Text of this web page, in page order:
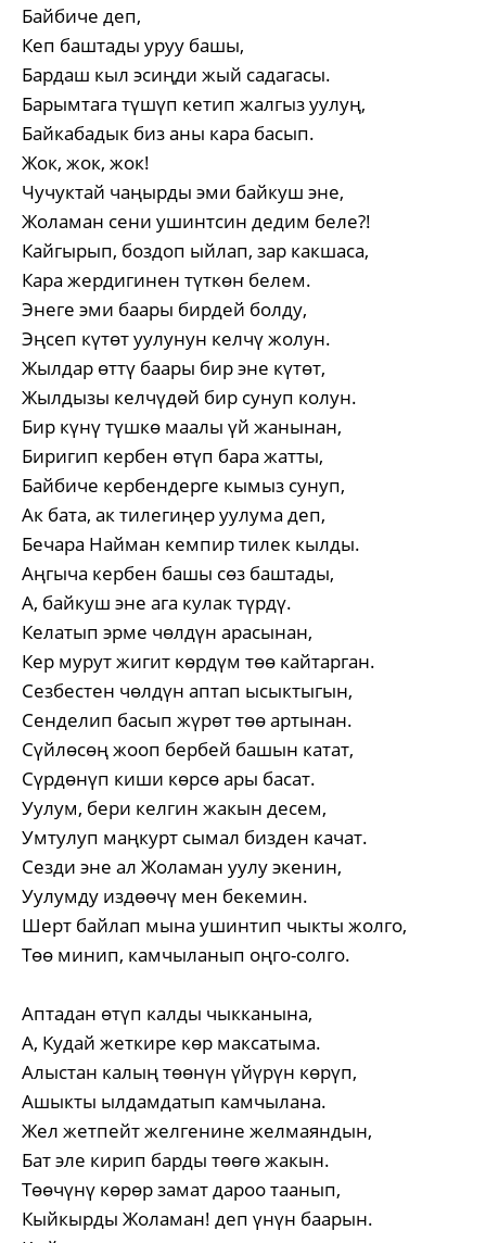
Байбиче деп,
Кеп баштады уруу башы,
Бардаш кыл эсиңди жый садагасы.
Барымтага түшүп кетип жалгыз уулуң,
Байкабадык биз аны кара басып.
Жок, жок, жок!
Чучуктай чаңырды эми байкуш эне,
Жоламан сени ушинтсин дедим беле?!
Кайгырып, боздоп ыйлап, зар какшаса,
Кара жердигинен түткөн белем.
Энеге эми баары бирдей болду,
Эңсеп күтөт уулунун келчү жолун.
Жылдар өттү баары бир эне күтөт,
Жылдызы келчүдөй бир сунуп колун.
Бир күнү түшкө маалы үй жанынан,
Биригип кербен өтүп бара жатты,
Байбиче кербендерге кымыз сунуп,
Ак бата, ак тилегиңер уулума деп,
Бечара Найман кемпир тилек кылды.
Аңгыча кербен башы сөз баштады,
А, байкуш эне ага кулак түрдү.
Келатып эрме чөлдүн арасынан,
Кер мурут жигит көрдүм төө кайтарган.
Сезбестен чөлдүн аптап ысыктыгын,
Сенделип басып жүрөт төө артынан.
Сүйлөсөң жооп бербей башын катат,
Сүрдөнүп киши көрсө ары басат.
Уулум, бери келгин жакын десем,
Умтулуп маңкурт сымал бизден качат.
Сезди эне ал Жоламан уулу экенин,
Уулумду издөөчү мен бекемин.
Шерт байлап мына ушинтип чыкты жолго,
Төө минип, камчыланып оңго-солго.
Аптадан өтүп калды чыкканына,
А, Кудай жеткире көр максатыма.
Алыстан калың төөнүн үйүрүн көрүп,
Ашыкты ылдамдатып камчылана.
Жел жетпейт желгенине желмаяндын,
Бат эле кирип барды төөгө жакын.
Төөчүнү көрөр замат дароо таанып,
Кыйкырды Жоламан! деп үнүн баарын.